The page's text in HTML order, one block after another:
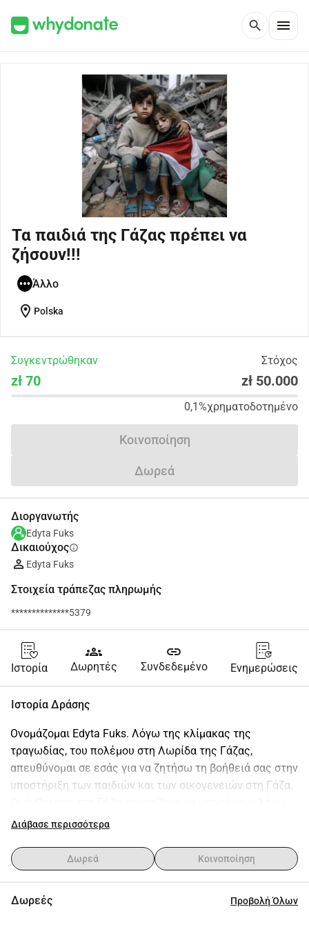
search menu
Τα παιδιά της Γάζας πρέπει να
ζήσουν!!!
Άλλο
location_on Polska
Συγκεντρώθηκαν Στόχος
zł 70 zł 50.000
0,1%χρηματοδοτημένο
Κοινοποίηση
Δωρεά
Διοργανωτής
Edyta Fuks
Δικαιούχοςinfo
Edyta Fuks
Στοιχεία τράπεζας πληρωμής
**************5379
Ιστορία
groups
Δωρητές
link
Συνδεδεμένο Ενημερώσεις
Ιστορία Δράσης
Ονομάζομαι Edyta Fuks. Λόγω της κλίμακας της
τραγωδίας, του πολέμου στη Λωρίδα της Γάζας,
απευθύνομαι σε εσάς για να ζητήσω τη βοήθειά σας στην
υποστήριξη των παιδιών και των οικογενειών στη Γάζα.
της έλλειψης τροφής, κατάλληλης υγειονομικής
στην Παλαιστίνη έχει καταστραφεί από τον πόλεμο. Ο
πληθυσμός στους καταυλισμούς προσφύγων δεν έχει
σπίτια τους. Κοιμούνται υπό τον ανοιχτό ουρανό, καθώς
Διάβασε περισσότερα
Δωρεά Κοινοποίηση
Δωρεές Προβολή Όλων